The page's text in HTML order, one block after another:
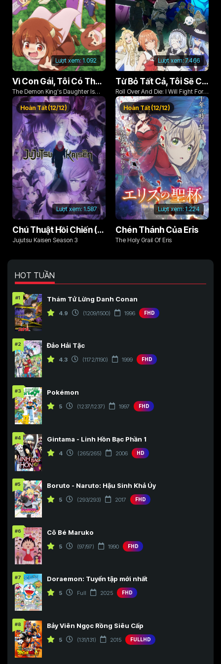
Lượt xem:1.092
Vì Con Gái, Tôi Có Thể Đánh Bại Cả Ma Vương
The Demon King's Daughter Is
Too Kind!!
Lượt xem:7.466
Từ Bỏ Tất Cả, Tôi Sẽ Chiến Đấu Cho Một Cuộc Sống Bình Thường Với Tình Yêu Của Đời Mình Và Chiếc Thanh Kiếm Bị Nguyền Rủa!
Roll Over And Die: I Will Fight For
An Ordinary Life With My Love And
Cursed Sword!
Lượt xem: 1.587
Hoàn Tất (12/12)
Chú Thuật Hồi Chiến (Phần 3)
Jujutsu Kaisen Season 3
Lượt xem: 1.224
Hoàn Tất (12/12)
Chén Thánh Của Eris
The Holy Grail Of Eris
HOT TUẦN
#1 Thám Tử Lừng Danh Conan
4.9 (1209/1500) 1996 FHD
#2 Đảo Hải Tặc
4.3 (1172/1190) 1999 FHD
#3 Pokémon
5 (1237/1237) 1997 FHD
#4 Gintama - Linh Hồn Bạc Phần 1
4 (265/265) 2006 HD
#5 Boruto - Naruto: Hậu Sinh Khả Úy
5 (293/293) 2017 FHD
#6 Cô Bé Maruko
5 (97/97) 1990 FHD
#7 Doraemon: Tuyển tập mới nhất
5 Full 2025 FHD
#8 Bảy Viên Ngọc Rồng Siêu Cấp
5 (131/131) 2015 FULLHD